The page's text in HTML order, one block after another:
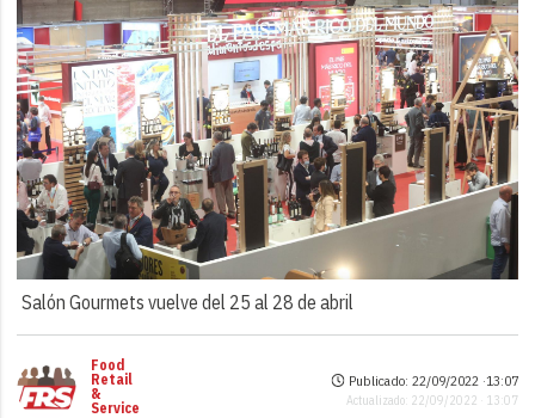
Salón Gourmets vuelve del 25 al 28 de abril
Food
Retail
&
Service
Publicado: 22/09/2022 ·13:07
Actualizado: 22/09/2022 · 13:07